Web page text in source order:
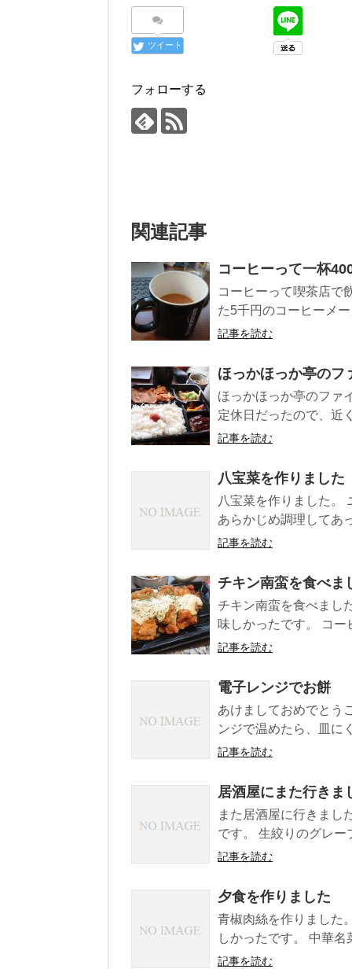
ツイート
フォローする
関連記事
コーヒーって一杯
コーヒーって喫茶店で
た5千円のコーヒーメ
記事を読む
ほっかほっか亭のフ
ほっかほっか亭のファ
定休日だったので、近
記事を読む
八宝菜を作りました
八宝菜を作りました。
あらかじめ調理してあ
記事を読む
チキン南蛮を食べま
チキン南蛮を食べまし
味しかったです。 コー
記事を読む
電子レンジでお餅
あけましておめでとう
ンジで温めたら、皿に
記事を読む
居酒屋にまた行きま
また居酒屋に行きまし
です。 生絞りのグレー
記事を読む
夕食を作りました
青椒肉絲を作りました
しかったです。 中華
記事を読む